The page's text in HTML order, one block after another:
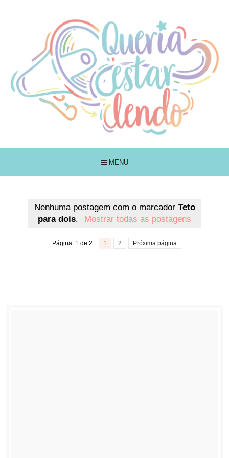
MENU
Nenhuma postagem com o marcador Teto
para dois. Mostrar todas as postagens
Página: 1 de 2 1 2 Próxima página